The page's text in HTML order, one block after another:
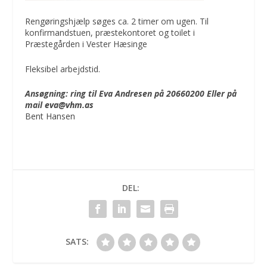
Rengøringshjælp søges ca. 2 timer om ugen. Til
konfirmandstuen, præstekontoret og toilet i
Præstegården i Vester Hæsinge
Fleksibel arbejdstid.
Ansøgning: ring til Eva Andresen på 20660200 Eller på
maileva@vhm.as
Bent Hansen
DEL:
SATS: